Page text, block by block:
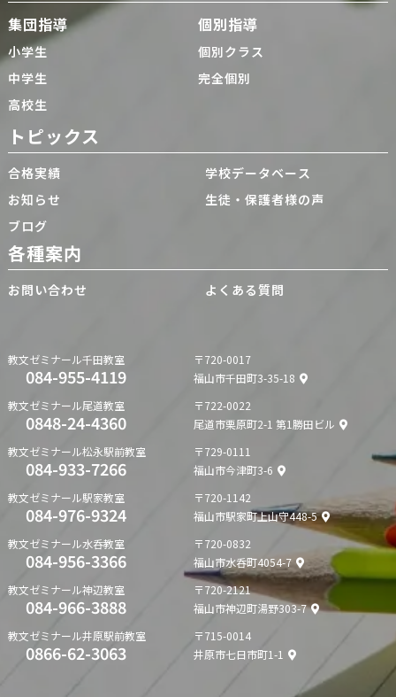
集団指導
小学生
中学生
高校生
個別指導
個別クラス
完全個別
トピックス
合格実績
お知らせ
ブログ
学校データベース
生徒・保護者様の声
各種案内
お問い合わせ よくある質問
教文ゼミナール千田教室
084-955-4119
〒720-0017
福山市千田町3-35-18
教文ゼミナール尾道教室
0848-24-4360
〒722-0022
尾道市栗原町2-1 第1勝田ビル
教文ゼミナール松永駅前教室
084-933-7266
〒729-0111
福山市今津町3-6
教文ゼミナール駅家教室
084-976-9324
〒720-1142
福山市駅家町上山守448-5
教文ゼミナール水呑教室
084-956-3366
〒720-0832
福山市水呑町4054-7
教文ゼミナール神辺教室
084-966-3888
〒720-2121
福山市神辺町湯野303-7
教文ゼミナール井原駅前教室
0866-62-3063
〒715-0014
井原市七日市町1-1